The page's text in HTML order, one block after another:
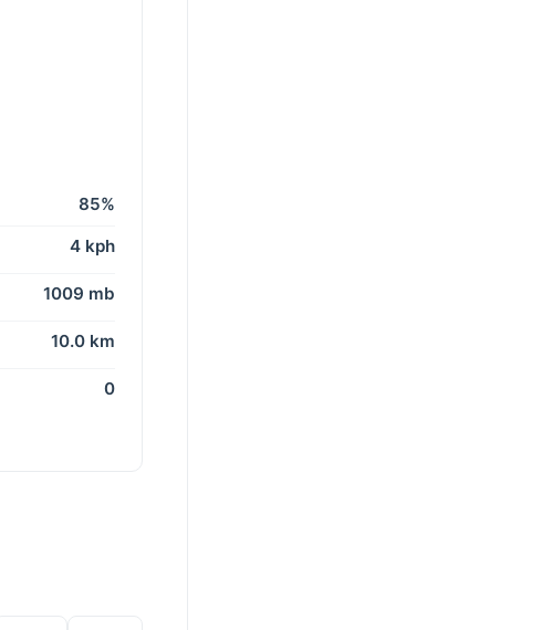
85%
4 kph
1009 mb
10.0 km
0